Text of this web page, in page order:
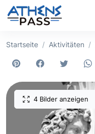
Startseite Aktivitäten
4 Bilder anzeigen